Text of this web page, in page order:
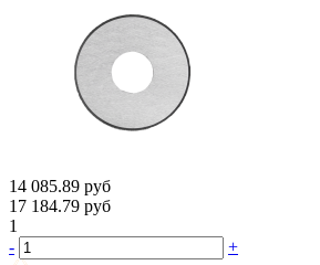
14 085.89 руб
17 184.79 руб
1
-
+